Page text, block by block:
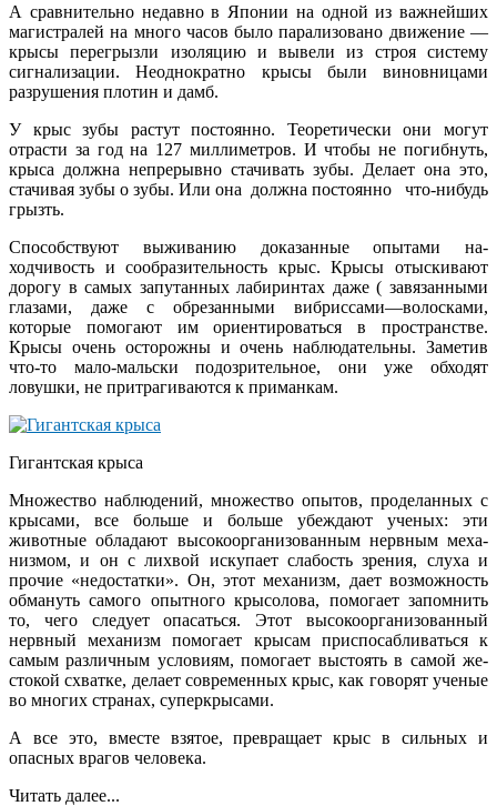
А сравнительно недавно в Японии на одной из важнейших
магистралей на много часов было парализовано движение —
крысы перегрызли изо­ляцию и вывели из строя систему
сигнализации. Неоднократно крысы были виновницами
разрушения пло­тин и дамб.
У крыс зубы pастут постоянно. Теоретически они могут
отрасти за год на 127 миллиметров. И чтобы не погибнуть,
крыса должна непре­рывно стачивать зубы. Делает она это,
стачивая зубы о зубы. Или она должна постоянно что-нибудь
грызть.
Способствуют вы­живанию доказанные опытами на­
ходчивость и сообразительность крыс. Крысы отыскивают
дорогу в самых запутанных лабиринтах даже ( завязанными
глазами, даже с обре­занными вибриссами—волосками,
которые помогают им ориентироваться в пространстве.
Крысы очень осто­рожны и очень наблюдательны. За­метив
что-то мало-мальски подозри­тельное, они уже обходят
ловушки, не притрагиваются к приманкам.
Гигантская крыса
Множество наблюдений, множе­ство опытов, проделанных с
крыса­ми, все больше и больше убеждают ученых: эти
животные обладают вы­сокоорганизованным нервным меха­
низмом, и он с лихвой искупает сла­бость зрения, слуха и
прочие «недо­статки». Он, этот механизм, дает возможность
обмануть самого опыт­ного крысолова, помогает запомнить
то, чего следует опасаться. Этот вы­сокоорганизованный
нервный меха­низм помогает крысам приспосабли­ваться к
самым различным услови­ям, помогает выстоять в самой же­
стокой схватке, делает современных крыс, как говорят ученые
во многих странах, суперкрысами.
А все это, вместе взятое, превращает крыс в сильных и
опасных врагов человека.
Читать далее...